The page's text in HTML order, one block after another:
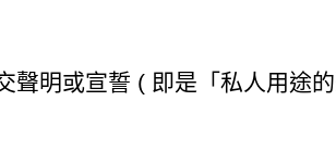
聲明或宣誓 ( 即是「私人用途